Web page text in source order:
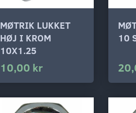
MØTRIK LUKKET
HØJ I KROM
10X1.25
10,00 kr
10